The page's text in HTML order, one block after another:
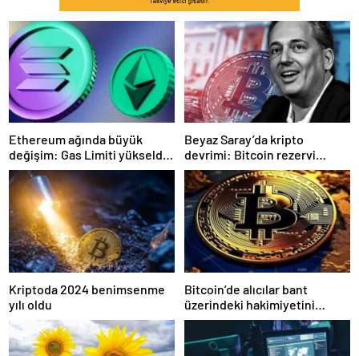
Ethereum ağında büyük
değişim: Gas Limiti yükseldi,
işlem ücretleri düşebilir mi?
Beyaz Saray’da kripto
devrimi: Bitcoin rezervi
gerçek olabilir mi?
Kriptoda 2024 benimsenme
yılı oldu
Bitcoin’de alıcılar bant
üzerindeki hakimiyetini
kaybetti